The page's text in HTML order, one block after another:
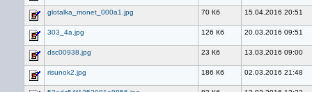
glotalka_monet_000a1.jpg 70 Кб 15.04.2016 20:51
303_4a.jpg 126 Кб 20.03.2016 09:51
dsc00938.jpg 23 Кб 13.03.2016 09:00
risunok2.jpg 186 Кб 02.03.2016 21:48